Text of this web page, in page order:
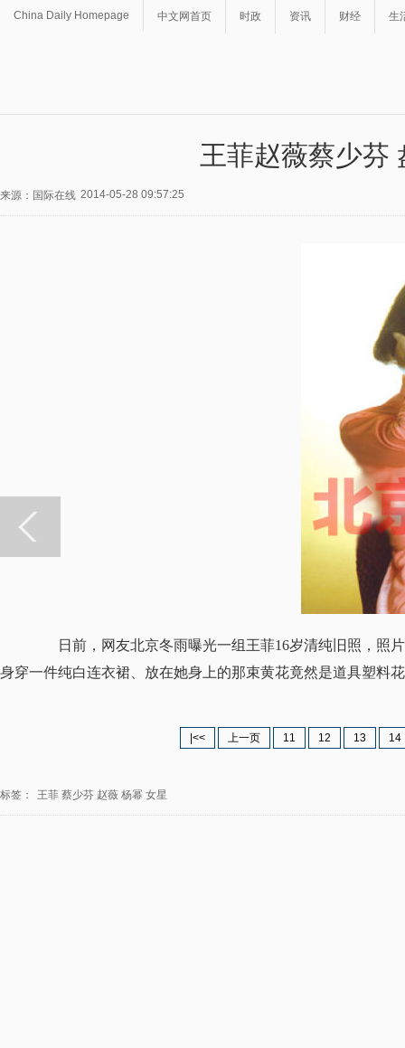
China Daily Homepage 中文网首页 时政 资讯 财经 生
王菲赵薇蔡少芬
来源：国际在线 2014-05-28 09:57:25
日前，网友北京冬雨曝光一组王菲16岁清纯旧照，照片
身穿一件纯白连衣裙、放在她身上的那束黄花竟然是道具塑料
|<< 上一页 11 12 13 14
标签： 王菲 蔡少芬 赵薇 杨幂 女星